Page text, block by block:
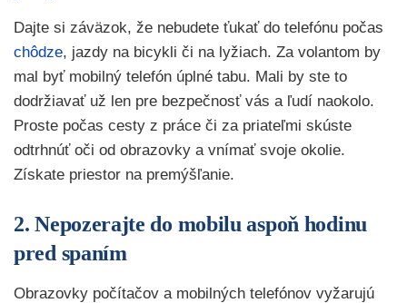
Dajte si záväzok, že nebudete ťukať do telefónu počas
chôdze, jazdy na bicykli či na lyžiach. Za volantom by
mal byť mobilný telefón úplné tabu. Mali by ste to
dodržiavať už len pre bezpečnosť vás a ľudí naokolo.
Proste počas cesty z práce či za priateľmi skúste
odtrhnúť oči od obrazovky a vnímať svoje okolie.
Získate priestor na premýšľanie.
2. Nepozerajte do mobilu aspoň hodinu
pred spaním
Obrazovky počítačov a mobilných telefónov vyžarujú